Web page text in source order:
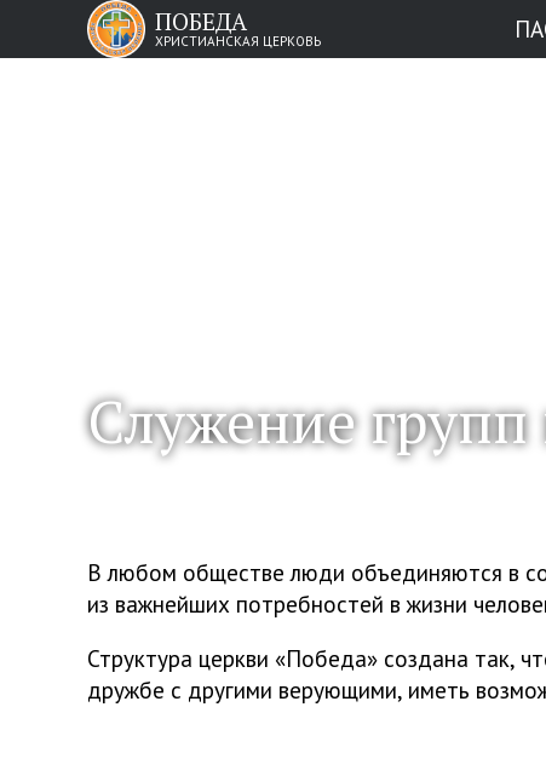
ПОБЕДА
ХРИСТИАНСКАЯ ЦЕРКОВЬ
Служение
В любом обществе люди объединяются в
из важнейших потребностей в жизни
Структура церкви «Победа» создана так,
дружбе с другими верующими, иметь